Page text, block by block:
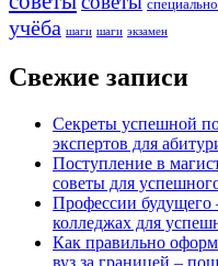
учёба шаги шаги экзамен
Свежие записи
Секреты успешной
экспертов для
Поступление в
советы для
Профессии будущего
колледжах для
Как правильно
вуз за границей –